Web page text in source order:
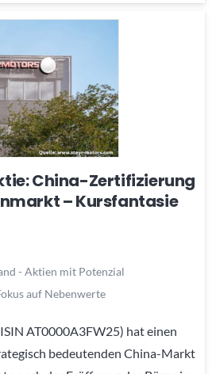
China-Zertifizierung
– Kursfantasie
- Aktien mit Potenzial
auf Nebenwerte
AT0000A3FW25) hat einen
bedeutenden China-Markt